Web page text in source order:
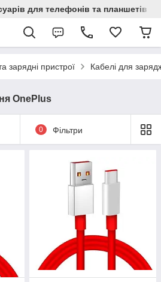
для телефонів та планшетів
зарядні пристрої Кабелі для
OnePlus
0 Фільтри